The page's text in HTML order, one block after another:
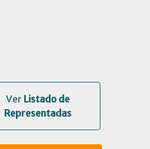
Ver Listado de
Representadas